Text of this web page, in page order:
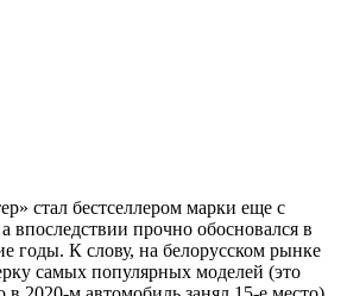
стал бестселлером марки еще с
впоследствии прочно обосновался в
годы. К слову, на белорусском рынке
самых популярных моделей (это